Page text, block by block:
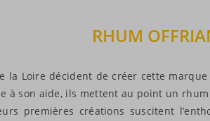
RHUM
la Loire décident de créer cette
à son aide, ils mettent au point un
premières créations suscitent